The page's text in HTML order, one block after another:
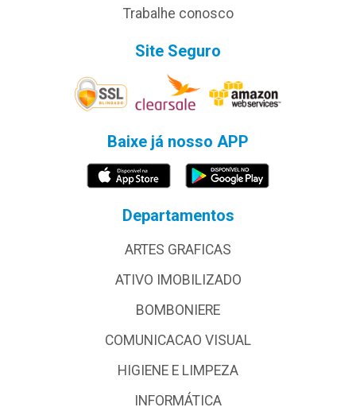
Trabalhe conosco
Site Seguro
Baixe já nosso APP
Departamentos
ARTES GRAFICAS
ATIVO IMOBILIZADO
BOMBONIERE
COMUNICACAO VISUAL
HIGIENE E LIMPEZA
INFORMÁTICA